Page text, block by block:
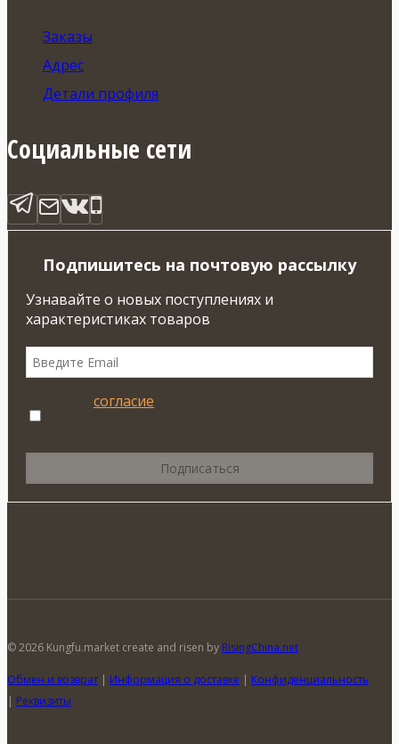
Заказы
Адрес
Детали профиля
Социальные сети
Подпишитесь на почтовую рассылку
Узнавайте о новых поступлениях и
характеристиках товаров
согласие
© 2026 Kungfu.market create and risen by RisingChina.net
Обмен и возврат | Информация о доставке | Конфиденциальность
| Реквизиты